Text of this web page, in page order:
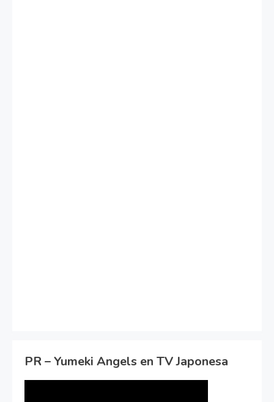
PR – Yumeki Angels en TV Japonesa